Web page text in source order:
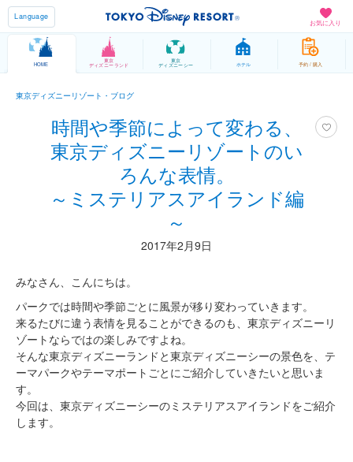
お気に入り
Language
HOME
東京
ディズニーランド
東京
ディズニーシー ホテル 予約 / 購入
東京ディズニーリゾート・ブログ
時間や季節によって変わる、
東京ディズニーリゾートのい
ろんな表情。
～ミステリアスアイランド編
～
2017年2月9日
みなさん、こんにちは。
パークでは時間や季節ごとに風景が移り変わっていきます。
来るたびに違う表情を見ることができるのも、東京ディズニーリ
ゾートならではの楽しみですよね。
そんな東京ディズニーランドと東京ディズニーシーの景色を、テ
ーマパークやテーマポートごとにご紹介していきたいと思いま
す。
今回は、東京ディズニーシーのミステリアスアイランドをご紹介
します。